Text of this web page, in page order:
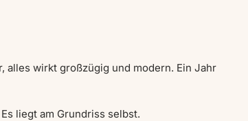
alles wirkt großzügig und modern. Ein Jahr
liegt am Grundriss selbst.